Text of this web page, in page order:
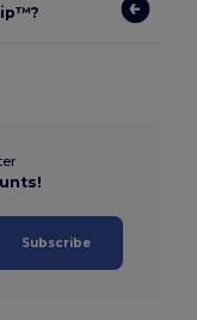
Subscribe